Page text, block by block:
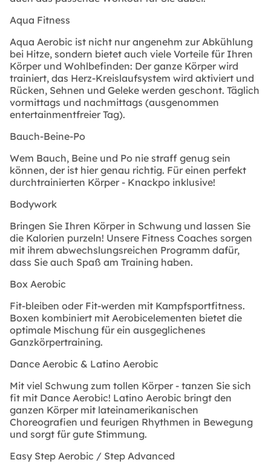
Aqua Fitness
Aqua Aerobic ist nicht nur angenehm zur Abkühlung
bei Hitze, sondern bietet auch viele Vorteile für Ihren
Körper und Wohlbefinden: Der ganze Körper wird
trainiert, das Herz-Kreislaufsystem wird aktiviert und
Rücken, Sehnen und Geleke werden geschont. Täglich
vormittags und nachmittags (ausgenommen
entertainmentfreier Tag).
Bauch-Beine-Po
Wem Bauch, Beine und Po nie straff genug sein
können, der ist hier genau richtig. Für einen perfekt
durchtrainierten Körper - Knackpo inklusive!
Bodywork
Bringen Sie Ihren Körper in Schwung und lassen Sie
die Kalorien purzeln! Unsere Fitness Coaches sorgen
mit ihrem abwechslungsreichen Programm dafür,
dass Sie auch Spaß am Training haben.
Box Aerobic
Fit-bleiben oder Fit-werden mit Kampfsportfitness.
Boxen kombiniert mit Aerobicelementen bietet die
optimale Mischung für ein ausgeglichenes
Ganzkörpertraining.
Dance Aerobic & Latino Aerobic
Mit viel Schwung zum tollen Körper - tanzen Sie sich
fit mit Dance Aerobic! Latino Aerobic bringt den
ganzen Körper mit lateinamerikanischen
Choreografien und feurigen Rhythmen in Bewegung
und sorgt für gute Stimmung.
Easy Step Aerobic / Step Advanced